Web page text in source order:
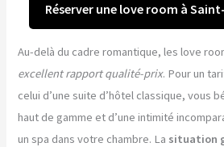
Réserver une love room à
Au-delà du cadre romantique, les love
excellent rapport qualité-prix. Pour un
celui d’une suite d’hôtel classique, vous
haut de gamme et d’une intimité
un spa dans votre chambre. La situation